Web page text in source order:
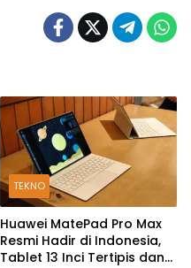
TEKNO
Huawei MatePad Pro Max
Resmi Hadir di Indonesia,
Tablet 13 Inci Tertipis dan